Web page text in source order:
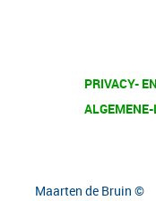
PRIVACY-
Maarten de Bruin ©